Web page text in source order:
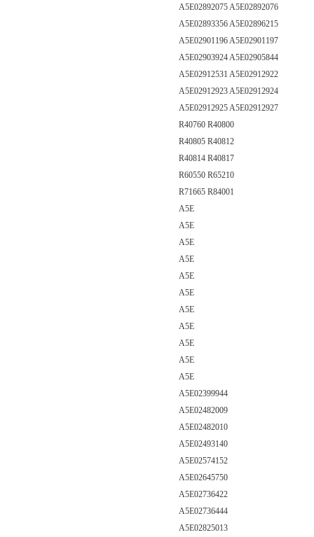
A5E02892075 A5E02892076
A5E02893356 A5E02896215
A5E02901196 A5E02901197
A5E02903924 A5E02905844
A5E02912531 A5E02912922
A5E02912923 A5E02912924
A5E02912925 A5E02912927
R40760 R40800
R40805 R40812
R40814 R40817
R60550 R65210
R71665 R84001
A5E
A5E
A5E
A5E
A5E
A5E
A5E
A5E
A5E
A5E
A5E
A5E02399944
A5E02482009
A5E02482010
A5E02493140
A5E02574152
A5E02645750
A5E02736422
A5E02736444
A5E02825013